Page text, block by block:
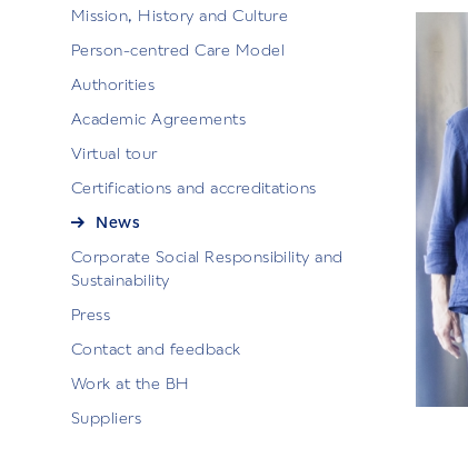
Mission, History and Culture
Person-centred Care Model
Authorities
Academic Agreements
Virtual tour
Certifications and accreditations
News
Corporate Social Responsibility and
Sustainability
Press
Contact and feedback
Work at the BH
Suppliers